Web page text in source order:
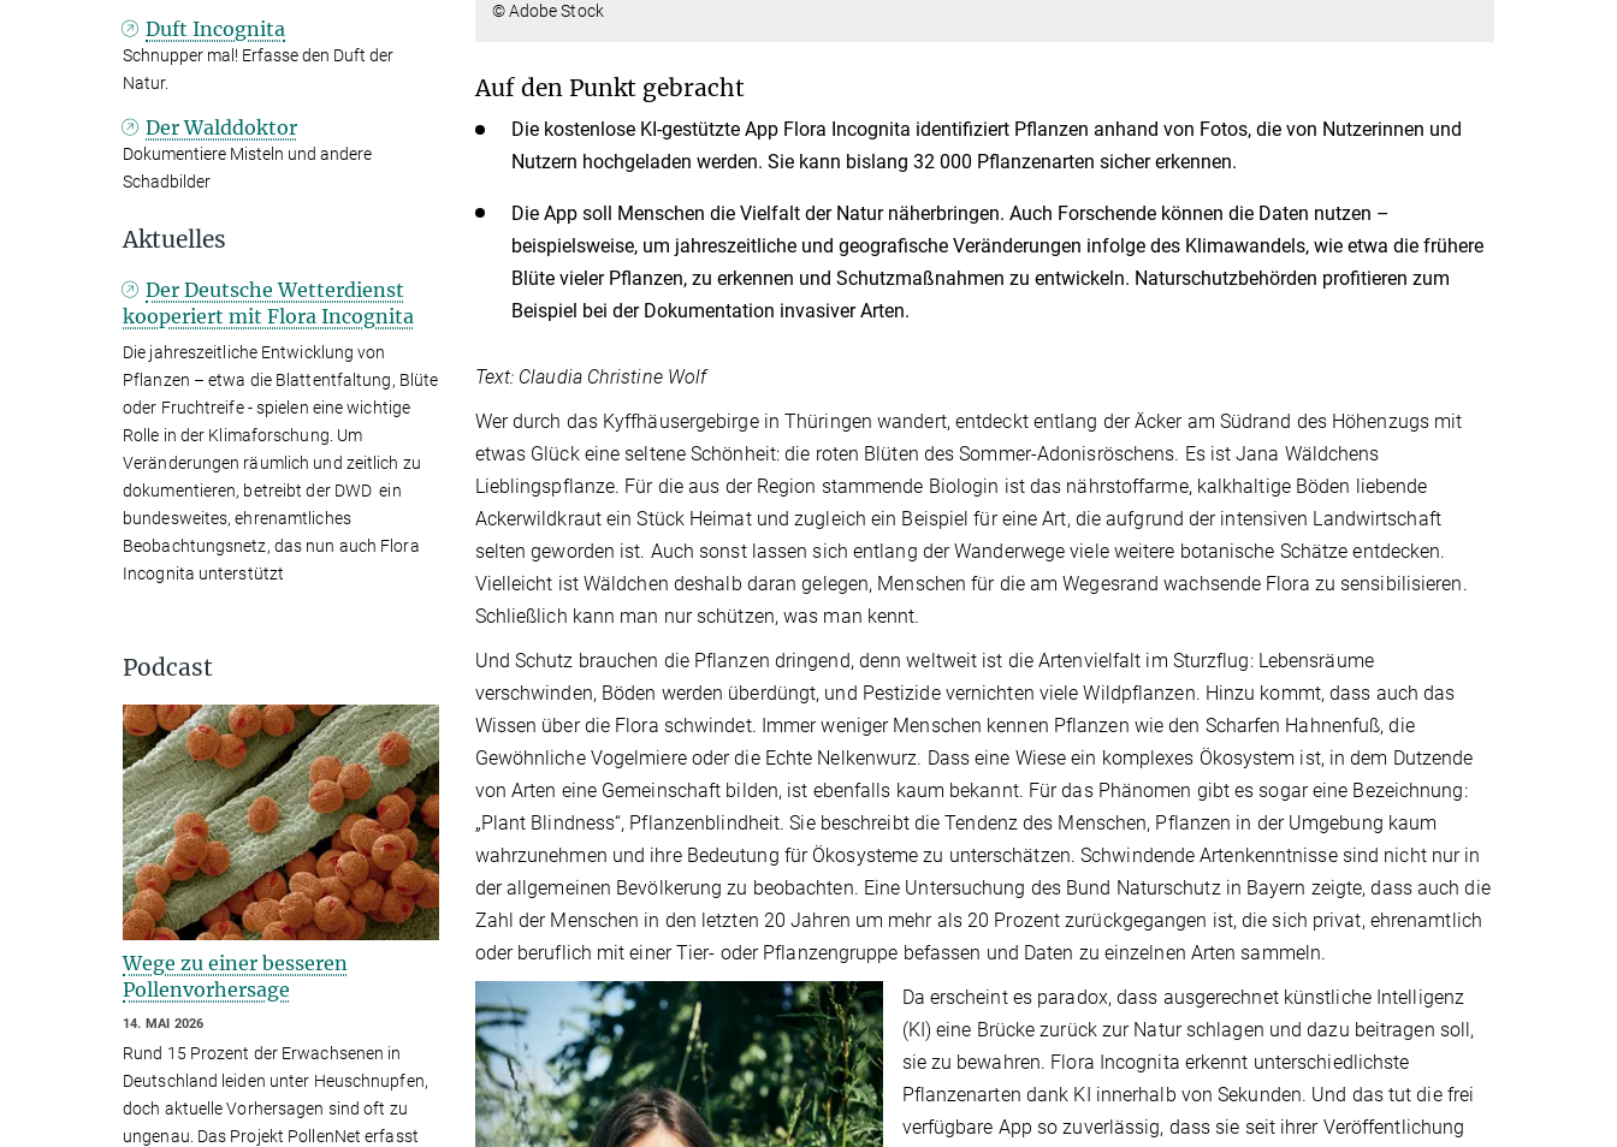
© Adobe Stock
Auf den Punkt gebracht
Die kostenlose KI-gestützte App Flora Incognita identifiziert Pflanzen anhand von Fotos, die von Nutzerinnen und
Nutzern hochgeladen werden. Sie kann bislang 32 000 Pflanzenarten sicher erkennen.
Die App soll Menschen die Vielfalt der Natur näherbringen. Auch Forschende können die Daten nutzen –
beispielsweise, um jahreszeitliche und geografische Veränderungen infolge des Klimawandels, wie etwa die frühere
Blüte vieler Pflanzen, zu erkennen und Schutzmaßnahmen zu entwickeln. Naturschutzbehörden profitieren zum
Beispiel bei der Dokumentation invasiver Arten.
Text: Claudia Christine Wolf
Wer durch das Kyffhäusergebirge in Thüringen wandert, entdeckt entlang der Äcker am Südrand des Höhenzugs mit
etwas Glück eine seltene Schönheit: die roten Blüten des Sommer-Adonisröschens. Es ist Jana Wäldchens
Lieblingspflanze. Für die aus der Region stammende Biologin ist das nährstoffarme, kalkhaltige Böden liebende
Ackerwildkraut ein Stück Heimat und zugleich ein Beispiel für eine Art, die aufgrund der intensiven Landwirtschaft
selten geworden ist. Auch sonst lassen sich entlang der Wanderwege viele weitere botanische Schätze entdecken.
Vielleicht ist Wäldchen deshalb daran gelegen, Menschen für die am Wegesrand wachsende Flora zu sensibilisieren.
Schließlich kann man nur schützen, was man kennt.
Und Schutz brauchen die Pflanzen dringend, denn weltweit ist die Artenvielfalt im Sturzflug: Lebensräume
verschwinden, Böden werden überdüngt, und Pestizide vernichten viele Wildpflanzen. Hinzu kommt, dass auch das
Wissen über die Flora schwindet. Immer weniger Menschen kennen Pflanzen wie den Scharfen Hahnenfuß, die
Gewöhnliche Vogelmiere oder die Echte Nelkenwurz. Dass eine Wiese ein komplexes Ökosystem ist, in dem Dutzende
von Arten eine Gemeinschaft bilden, ist ebenfalls kaum bekannt. Für das Phänomen gibt es sogar eine Bezeichnung:
„Plant Blindness“, Pflanzenblindheit. Sie beschreibt die Tendenz des Menschen, Pflanzen in der Umgebung kaum
wahrzunehmen und ihre Bedeutung für Ökosysteme zu unterschätzen. Schwindende Artenkenntnisse sind nicht nur in
der allgemeinen Bevölkerung zu beobachten. Eine Untersuchung des Bund Naturschutz in Bayern zeigte, dass auch die
Zahl der Menschen in den letzten 20 Jahren um mehr als 20 Prozent zurückgegangen ist, die sich privat, ehrenamtlich
oder beruflich mit einer Tier- oder Pflanzengruppe befassen und Daten zu einzelnen Arten sammeln.
Da erscheint es paradox, dass ausgerechnet künstliche Intelligenz
(KI) eine Brücke zurück zur Natur schlagen und dazu beitragen soll,
sie zu bewahren. Flora Incognita erkennt unterschiedlichste
Pflanzenarten dank KI innerhalb von Sekunden. Und das tut die frei
verfügbare App so zuverlässig, dass sie seit ihrer Veröffentlichung
Duft Incognita
Schnupper mal! Erfasse den Duft der
Natur.
Der Walddoktor
Dokumentiere Misteln und andere
Schadbilder
Aktuelles
Der Deutsche Wetterdienst
kooperiert mit Flora Incognita
Die jahreszeitliche Entwicklung von
Pflanzen – etwa die Blattentfaltung, Blüte
oder Fruchtreife - spielen eine wichtige
Rolle in der Klimaforschung. Um
Veränderungen räumlich und zeitlich zu
dokumentieren, betreibt der DWD ein
bundesweites, ehrenamtliches
Beobachtungsnetz, das nun auch Flora
Incognita unterstützt
Podcast
Wege zu einer besseren
Pollenvorhersage
14. MAI 2026
Rund 15 Prozent der Erwachsenen in
Deutschland leiden unter Heuschnupfen,
doch aktuelle Vorhersagen sind oft zu
ungenau. Das Projekt PollenNet erfasst